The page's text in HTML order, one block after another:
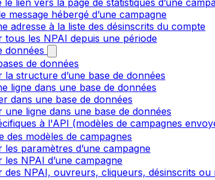
lien vers la page de statistiques d’une
message hébergé d’une campagne
adresse à la liste des désinscrits du compte
tous les NPAI depuis une période
données
de données
la structure d’une base de données
ligne dans une base de données
dans une base de données
une ligne dans une base de données
à l'API (modèles de campagnes
des modèles de campagnes
les paramètres d’une campagne
les NPAI d’une campagne
des NPAI, ouvreurs, cliqueurs, désinscrits ou